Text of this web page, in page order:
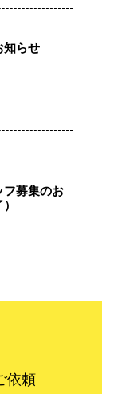
知らせ
フ募集のお
依頼